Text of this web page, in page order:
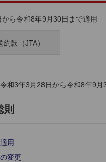
ら令和8年9月30日まで適用
款（JTA）
和3年3月28日から令和8年9月
用
変更